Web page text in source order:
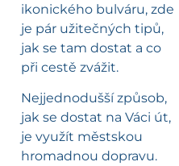
ikonického bulváru, zde
je pár užitečných tipů,
jak se tam dostat a co
při cestě zvážit.
Nejjednodušší způsob,
jak se dostat na Váci út,
je využít městskou
hromadnou dopravu.